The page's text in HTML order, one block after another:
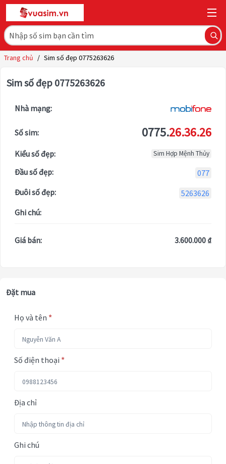
Trang chủ / Sim số đẹp 0775263626
Sim số đẹp 0775263626
Nhà mạng:
Số sim: 0775.26.36.26
Kiểu số đẹp: Sim Hợp Mệnh Thủy
Đầu số đẹp:
077
Đuôi số đẹp:
5263626
Ghi chú:
Giá bán: 3.600.000 ₫
Đặt mua
Họ và tên *
Số điện thoại *
Địa chỉ
Ghi chú